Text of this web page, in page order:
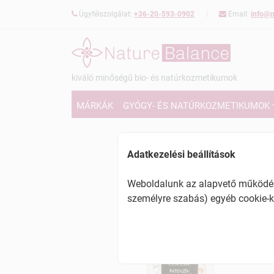
Ügyfélszolgálat: +36-20-593-0902 Email:
kiváló minőségű bio- és natúrkozmetikumok
MÁRKÁK GYÓGY- ÉS NATÚRKOZMETIKUMOK
Adatkezelési beállítások
Weboldalunk az alapvető
személyre szabás) egyéb